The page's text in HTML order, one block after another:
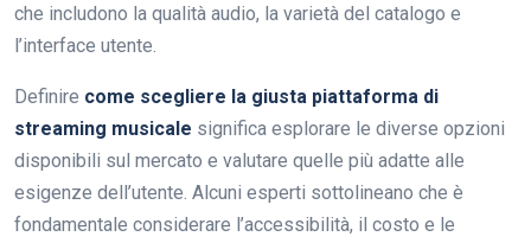
che includono la qualità audio, la varietà del catalogo e
l’interface utente.
Definire come scegliere la giusta piattaforma di
streaming musicale significa esplorare le diverse opzioni
disponibili sul mercato e valutare quelle più adatte alle
esigenze dell’utente. Alcuni esperti sottolineano che è
fondamentale considerare l’accessibilità, il costo e le